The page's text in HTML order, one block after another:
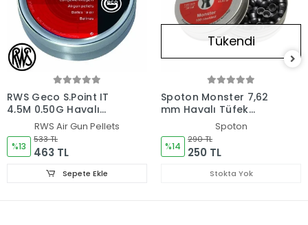
RWS Geco S.Point IT
4,5M 0,50G Havalı
Saçma *500
RWS Air Gun Pellets
%13
533 TL
463 TL
Sepete Ekle
Tükendi
Spoton Monster 7,62
mm Havalı Tüfek
Spoton
%14
290 TL
250 TL
Stokta Yok